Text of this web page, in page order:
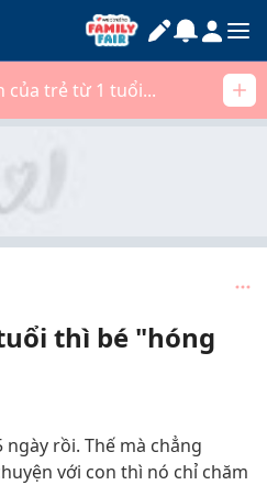
của trẻ từ 1 tuổi...
thì bé "hóng
rồi. Thế mà chẳng
với con thì nó chỉ chăm